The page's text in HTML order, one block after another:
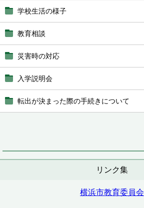
学校生活の様子
教育相談
災害時の対応
入学説明会
転出が決まった際の手続きについて
リンク集
横浜市教育委員会